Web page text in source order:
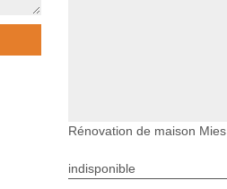
Rénovation de maison Mies
indisponible